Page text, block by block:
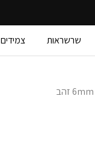
שרשראות צמידים